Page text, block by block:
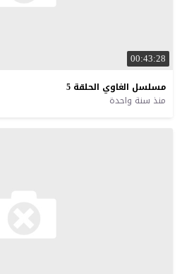
00:43:28
مسلسل الغاوي الحلقة 5
منذ سنة واحدة